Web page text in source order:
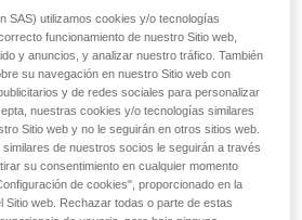
no sólo permite tener un único
sobre la grieta, sino también tener
la maniobra de detención de la
conservar una reserva de cuerda
un polipasto.
SAS) utilizamos cookies y/o tecnologías
funcionamiento de nuestro Sitio web,
y anuncios, y analizar nuestro tráfico. También
su navegación en nuestro Sitio web con
y de redes sociales para personalizar
nuestras cookies y/o tecnologías similares
Sitio web y no le seguirán en otros sitios web.
similares de nuestros socios le seguirán a través
su consentimiento en cualquier momento
de cookies", proporcionado en la
Sitio web. Rechazar todas o parte de estas